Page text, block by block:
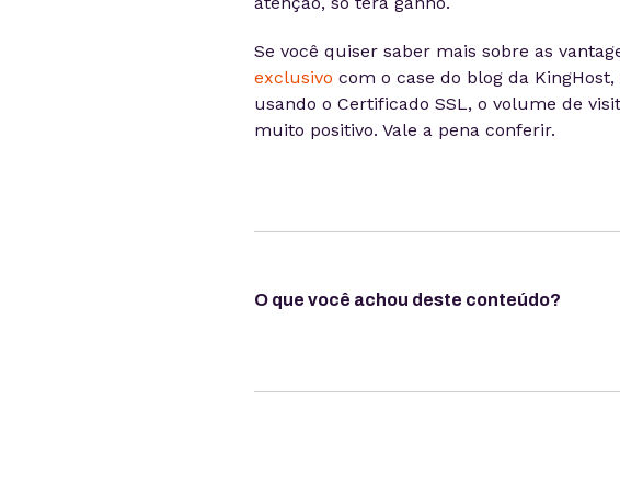
Se você quiser saber mais sobre as
exclusivo com o case do blog da
usando o Certificado SSL, o volume de
muito positivo. Vale a pena conferir.
O que você achou deste conteúdo?